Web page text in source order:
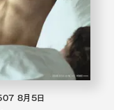
8月5日